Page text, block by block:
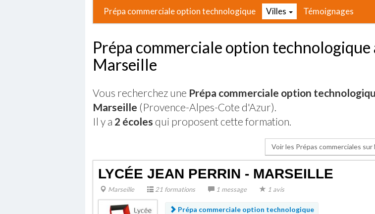
Prépa commerciale option technologique Villes Témoignages
Prépa commerciale option technologique
Marseille
Vous recherchez une Prépa commerciale option
Marseille (Provence-Alpes-Cote d'Azur).
Il y a 2 écoles qui proposent cette formation.
Voir les Prépas commerciales sur
LYCÉE JEAN PERRIN - MARSEILLE
Marseille 21 formations 1 message 1 avis
Prépa commerciale option technologique